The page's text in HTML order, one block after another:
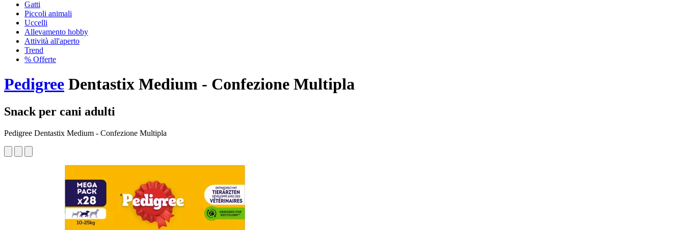
Gatti
Piccoli animali
Uccelli
Allevamento hobby
Attività all'aperto
Trend
% Offerte
Pedigree Dentastix Medium - Confezione Multipla
Snack per cani adulti
Pedigree Dentastix Medium - Confezione Multipla